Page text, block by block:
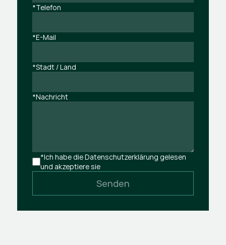
*Telefon
*E-Mail
*Stadt / Land
*Nachricht
*Ich habe die Datenschutzerklärung gelesen
und akzeptiere sie
Senden